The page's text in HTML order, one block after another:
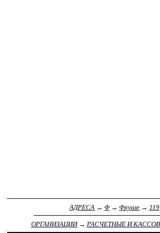
АДРЕСА → Ф → Фрунзе → 119
ОРГАНИЗАЦИИ→ РАСЧЕТНЫЕ И